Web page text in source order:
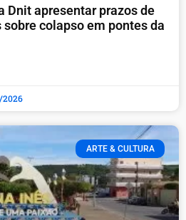
Dnit apresentar prazos de
colapso em pontes da
2026
ARTE & CULTURA